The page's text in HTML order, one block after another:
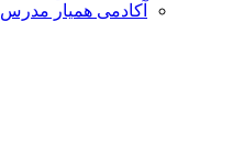
آکادمی همیار مدرس